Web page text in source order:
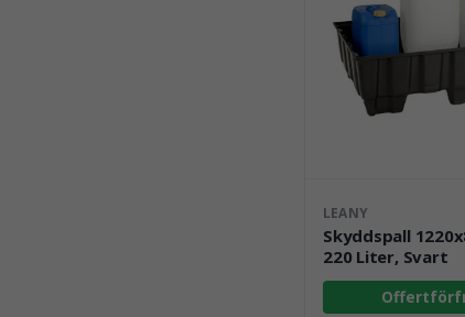
LEANY
Skyddspall
220 Liter, Svart